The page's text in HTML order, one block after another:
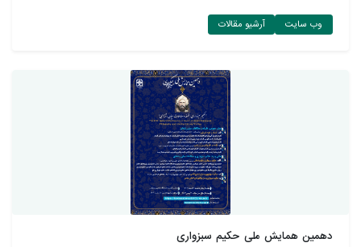
وب سایت آرشیو مقالات
دهمین همایش ملی حکیم سبزواری